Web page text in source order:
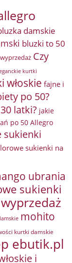
damskie
bluzki to 50
Czy
kurtki
włoskie fajne i
po 50?
latki? jakie
po 50 Allegro
sukienki
sukienki na
ubrania
sukienki
mohito
kurtki damskie
ebutik.pl
i